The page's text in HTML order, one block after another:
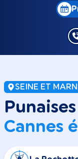
SEINE ET
Cannes